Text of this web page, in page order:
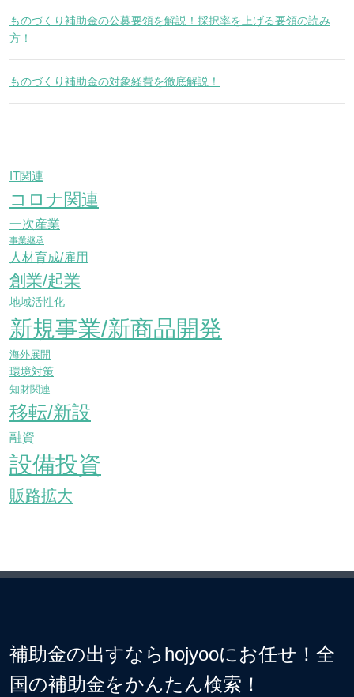
ものづくり補助金の公募要領を解説！採択率を上げる要領の読み
方！
ものづくり補助金の対象経費を徹底解説！
IT関連
コロナ関連
一次産業
事業継承
人材育成/雇用
創業/起業
地域活性化
新規事業/新商品開発
海外展開
環境対策
知財関連
移転/新設
融資
設備投資
販路拡大
補助金の出すならhojyooにお任せ！全
国の補助金をかんたん検索！